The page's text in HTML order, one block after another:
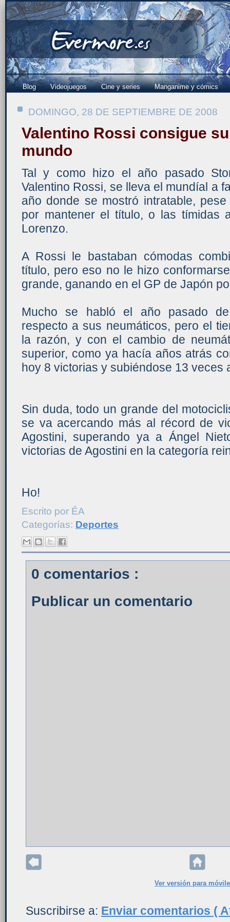
Blog Videojuegos Cine y series Manganime y cómics
DOMINGO, 28 DE SEPTIEMBRE DE 2008
Valentino Rossi consigue
mundo
Tal y como hizo el año pasado
Valentino Rossi, se lleva el mundíal a
año donde se mostró intratable,
por mantener el título, o las tímidas
Lorenzo.
A Rossi le bastaban cómodas
título, pero eso no le hizo
grande, ganando en el GP de Japón
Mucho se habló el año pasado
respecto a sus neumáticos, pero el
la razón, y con el cambio de
superior, como ya hacía años atrás
hoy 8 victorias y subiéndose 13 veces
Sin duda, todo un grande del
se va acercando más al récord de
Agostini, superando ya a Ángel
victorias de Agostini en la categoría
Ho!
Escrito por ÉA
Categorías: Deportes
0 comentarios :
Publicar un comentario
Ver versión para
Suscribirse a: Enviar comentarios (